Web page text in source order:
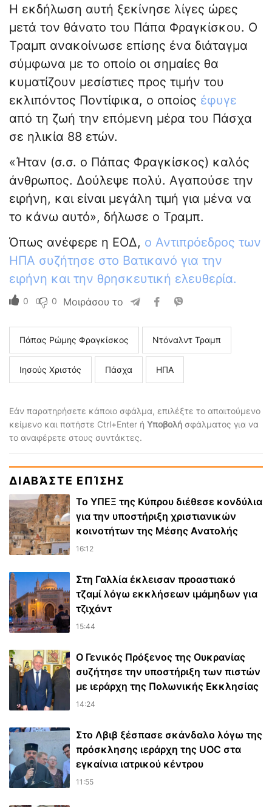
Η εκδήλωση αυτή ξεκίνησε λίγες ώρες
μετά τον θάνατο του Πάπα Φραγκίσκου. Ο
Τραμπ ανακοίνωσε επίσης ένα διάταγμα
σύμφωνα με το οποίο οι σημαίες θα
κυματίζουν μεσίστιες προς τιμήν του
εκλιπόντος Ποντίφικα, ο οποίος έφυγε
από τη ζωή την επόμενη μέρα του Πάσχα
σε ηλικία 88 ετών.
«Ήταν (σ.σ. ο Πάπας Φραγκίσκος) καλός
άνθρωπος. Δούλεψε πολύ. Αγαπούσε την
ειρήνη, και είναι μεγάλη τιμή για μένα να
το κάνω αυτό», δήλωσε ο Τραμπ.
Όπως ανέφερε η ΕΟΔ, ο Αντιπρόεδρος των
ΗΠΑ συζήτησε στο Βατικανό για την
ειρήνη και την θρησκευτική ελευθερία.
0 0 Μοιράσου το
Πάπας Ρώμης Φραγκίσκος Ντόναλντ Τραμπ
Ιησούς Χριστός Πάσχα ΗΠΑ
Εάν παρατηρήσετε κάποιο σφάλμα, επιλέξτε το απαιτούμενο
κείμενο και πατήστε Ctrl+Enter ή Υποβολή σφάλματος για να
το αναφέρετε στους συντάκτες.
ΔΙΑΒΆΣΤΕ ΕΠΊΣΗΣ
Το ΥΠΕΞ της Κύπρου διέθεσε κονδύλια
για την υποστήριξη χριστιανικών
κοινοτήτων της Μέσης Ανατολής
16:12
Στη Γαλλία έκλεισαν προαστιακό
τζαμί λόγω εκκλήσεων ιμάμηδων για
τζιχάντ
15:44
Ο Γενικός Πρόξενος της Ουκρανίας
συζήτησε την υποστήριξη των πιστών
με ιεράρχη της Πολωνικής Εκκλησίας
14:24
Στο Λβιβ ξέσπασε σκάνδαλο λόγω της
πρόσκλησης ιεράρχη της UOC στα
εγκαίνια ιατρικού κέντρου
11:55